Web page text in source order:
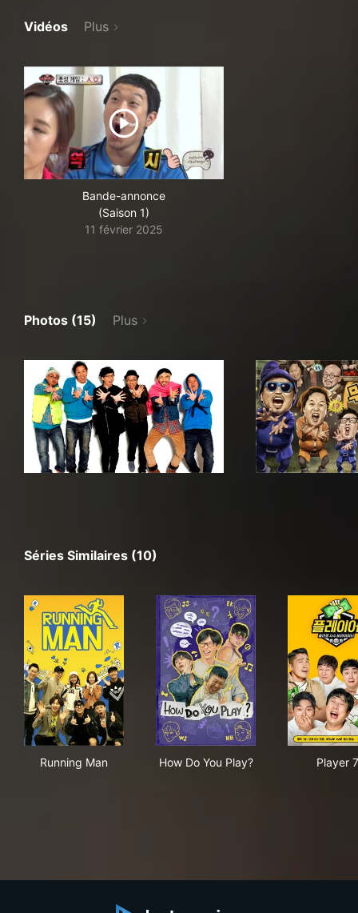
Vidéos Plus
Bande-annonce
(Saison 1)
11 février 2025
Photos (15) Plus
Séries Similaires (10)
Running Man How Do You Play? Player 7